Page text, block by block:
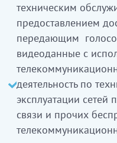
сымсыз
инфрақұрылымды
мәтіндік,
беретін
техникалық қызмет
байланысты қызмет
пейджинг және
сымсыз
пайдалану және
техническим
предоставлением
передающим
видеоданные с
деятельность по
эксплуатации сетей
связи и прочих